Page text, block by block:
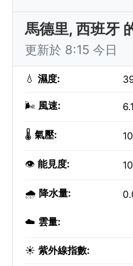
馬德里, 西班牙
更新於 8:15 今日
💧 濕度:
🌬️ 風速:
🌡️ 氣壓:
👁️ 能見度:
🌧️ 降水量:
☁️ 雲量:
☀️ 紫外線指數: